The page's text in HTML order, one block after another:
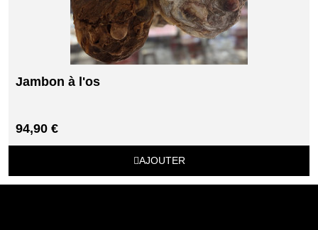
Jambon à l'os
94,90 €
AJOUTER